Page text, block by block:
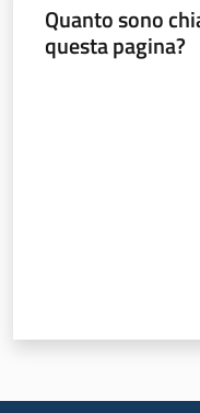
Barriere
architettoniche
Quanto sono
questa pagina?